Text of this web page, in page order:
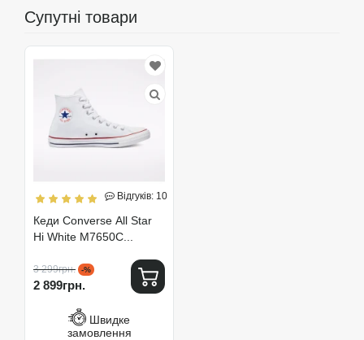
Супутні товари
Відгуків: 10
Кеди Converse All Star
Hi White M7650C...
3 299грн. -%
2 899грн.
Швидке
замовлення